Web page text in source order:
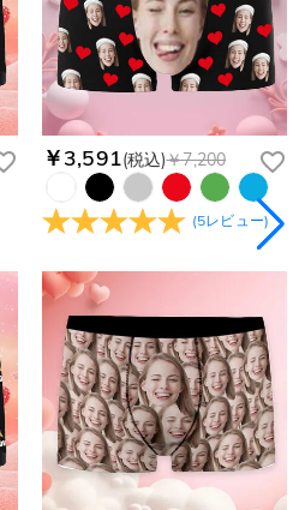
￥3,591(税込)￥7,200
(5レビュー)